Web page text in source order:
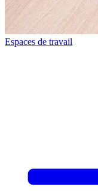
Espaces de travail